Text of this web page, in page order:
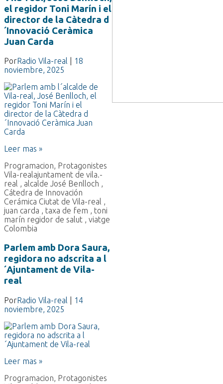
el regidor Toni Marín i el
director de la Càtedra d
´Innovació Ceràmica
Juan Carda
PorRadio Vila-real
18
noviembre, 2025
Leer mas »
Programacion, Protagonistes
Vila-realajuntament de vila.-
real , alcalde José Benlloch ,
Cátedra de Innovación
Cerámica Ciutat de Vila-real ,
juan carda , taxa de fem , toni
marín regidor de salut , viatge
Colombia
Parlem amb Dora Saura,
regidora no adscrita a l
´Ajuntament de Vila-
real
PorRadio Vila-real
14
noviembre, 2025
Leer mas »
Programacion, Protagonistes